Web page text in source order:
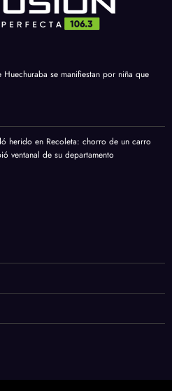
Huechuraba se manifiestan por niña que
herido en Recoleta: chorro de un carro
ventanal de su departamento